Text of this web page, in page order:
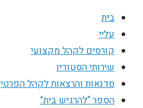
בית
עליי
קורסים לקהל מקצועי
שירותי הסטודיו
סדנאות והרצאות לקהל הפרטי
הספר “להרגיש בית”